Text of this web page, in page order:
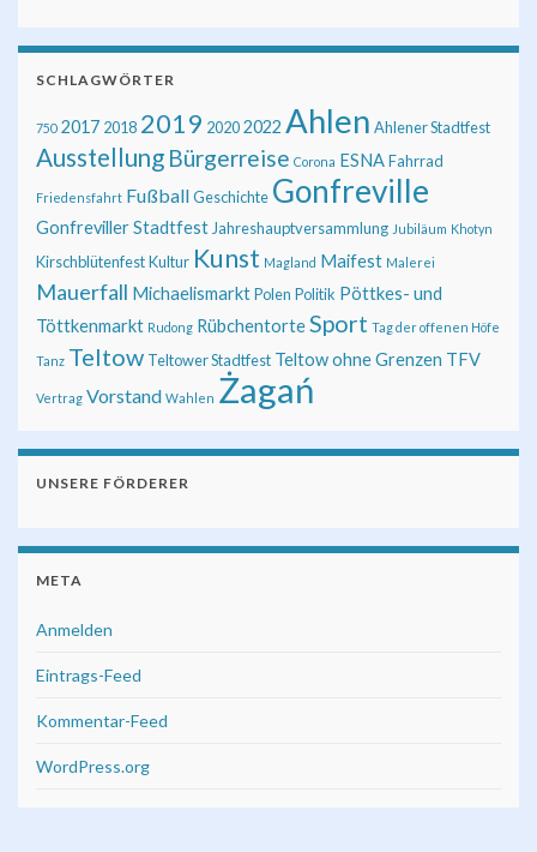
SCHLAGWÖRTER
750 2017 2018 2019 20202022 Ahlen Ahlener Stadtfest
Ausstellung Bürgerreise Corona ESNAFahrrad
Friedensfahrt FußballGeschichte Gonfreville
Gonfreviller StadtfestJahreshauptversammlung Jubiläum Khotyn
KirschblütenfestKultur Kunst Magland Maifest Malerei
Mauerfall MichaelismarktPolen Politik Pöttkes- und
Töttkenmarkt Rudong RübchentorteSport Tag der offenen Höfe
Tanz Teltow Teltower Stadtfest Teltow ohne Grenzen TFV
Vertrag Vorstand Wahlen Żagań
UNSERE FÖRDERER
META
Anmelden
Eintrags-Feed
Kommentar-Feed
WordPress.org